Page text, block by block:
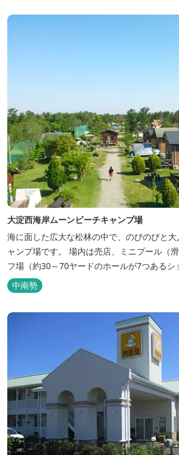
大淀西海岸ムーンビーチキャンプ場
海に面した広大な松林の中で、のびのびと
ャンプ場です。 場内は売店、ミニプール（
フ場（約30～70ヤードのホールが7つあるシ
あります。 目の前の海では、海水浴など安心して楽しめます。周辺
観光地には、伊勢志摩国立公園の玄関口にあ
中南勢